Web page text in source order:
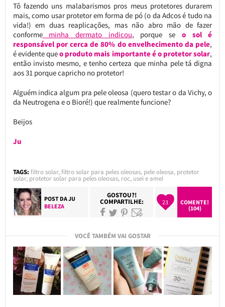
Tô fazendo uns malabarismos pros meus protetores durarem
mais, como usar protetor em forma de pó (o da Adcos é tudo na
vida!) em duas reaplicações, mas não abro mão de fazer
conformeminha dermato indicou, porque se o sol é
responsável por cerca de 80% do envelhecimento da pele,
é evidente queo produto mais importante é o protetor solar,
então invisto mesmo, e tenho certeza que minha pele tá digna
aos 31 porque capricho no protetor!
Alguém indica algum pra pele oleosa (quero testar o da Vichy, o
da Neutrogena e o Bioré!) que realmente funcione?
Beijos
Ju
TAGS: filtro solar,filtro solar para peles oleosas, pele oleosa, protetor
solar, protetor solar para peles oleosas, roc, usei e amei
POST DAJU
BELEZA
GOSTOU?!
COMPARTILHE: 23
COMENTE!
(104)
VOCÊ TAMBÉM VAI GOSTAR